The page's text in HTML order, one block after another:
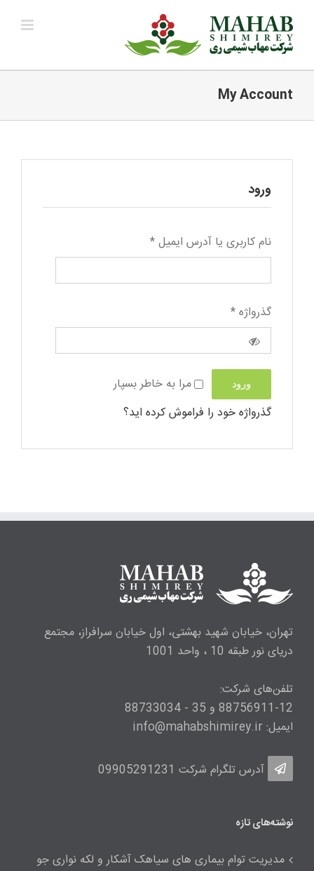
content
My Account
ورود
نام کاربری یا آدرس ایمیل*
گذرواژه*
مرا به خاطر بسپار ورود
گذرواژه خود را فراموش کرده اید؟
تهران، خیابان شهید بهشتی، اول خیابان سرافراز، مجتمع
دریای نور طبقه 10 ، واحد 1001
تلفن‌های شرکت:
88756911-12 و 35 - 88733034
ایمیل: info@mahabshimirey.ir
آدرس تلگرام شرکت
نوشته‌های تازه
مدیریت توام بیماری های سیاهک آشکار و لکه نواری جو